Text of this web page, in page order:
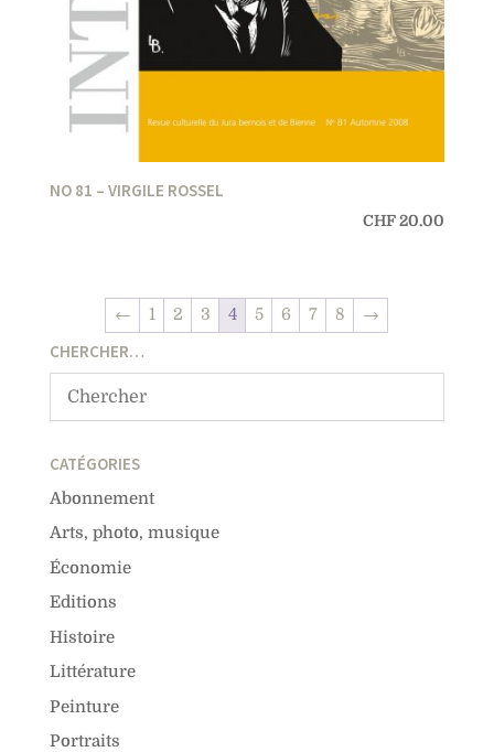
NO 81 – VIRGILE ROSSEL
CHF20.00
← 1 2 3 4 5 6 7 8 →
CHERCHER…
CATÉGORIES
Abonnement
Arts, photo, musique
Économie
Editions
Histoire
Littérature
Peinture
Portraits